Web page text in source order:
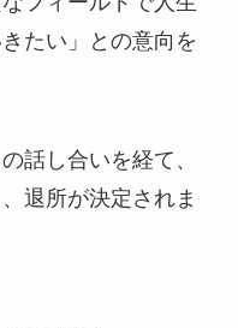
たい」との意向を
話し合いを経て、
退所が決定されま